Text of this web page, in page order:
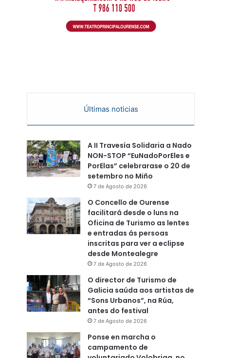
Últimas noticias
A II Travesía Solidaria a Nado
NON-STOP “EuNadoPorEles e
PorElas” celebrarase o 20 de
setembro no Miño
7 de Agosto de 2026
O Concello de Ourense
facilitará desde o luns na
Oficina de Turismo as lentes
e entradas ás persoas
inscritas para ver a eclipse
desde Montealegre
7 de Agosto de 2026
O director de Turismo de
Galicia saúda aos artistas de
“Sons Urbanos”, na Rúa,
antes do festival
7 de Agosto de 2026
Ponse en marcha o
campamento de